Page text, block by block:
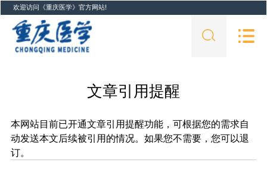
欢迎访问《重庆医学》官方网站!
文章引用提醒
本网站目前已开通文章引用提醒功能，可根据您的需求自
动发送本文后续被引用的情况。如果您不需要，您可以退
订。